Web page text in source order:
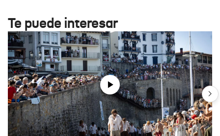
Te puede interesar